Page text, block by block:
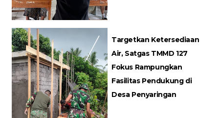
Targetkan Ketersediaan
Air, Satgas TMMD 127
Fokus Rampungkan
Fasilitas Pendukung di
Desa Penyaringan